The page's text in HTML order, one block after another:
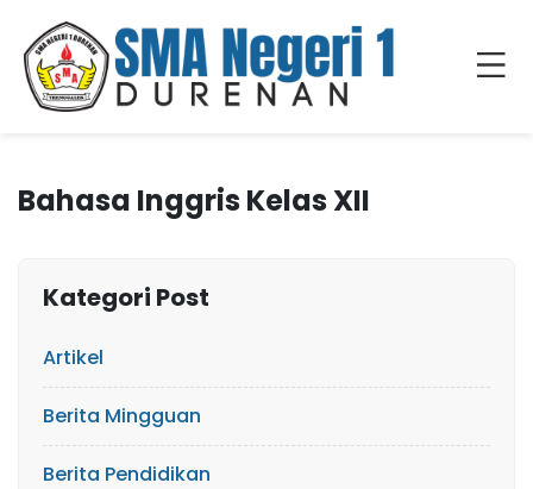
Bahasa Inggris Kelas XII
Kategori Post
Artikel
Berita Mingguan
Berita Pendidikan